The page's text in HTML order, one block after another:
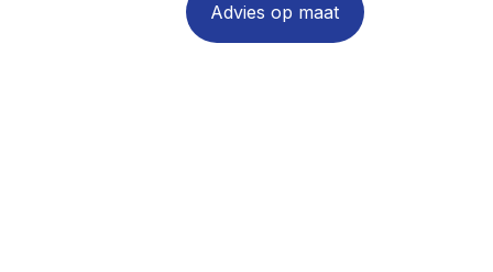
Advies op maa​​​​​​t